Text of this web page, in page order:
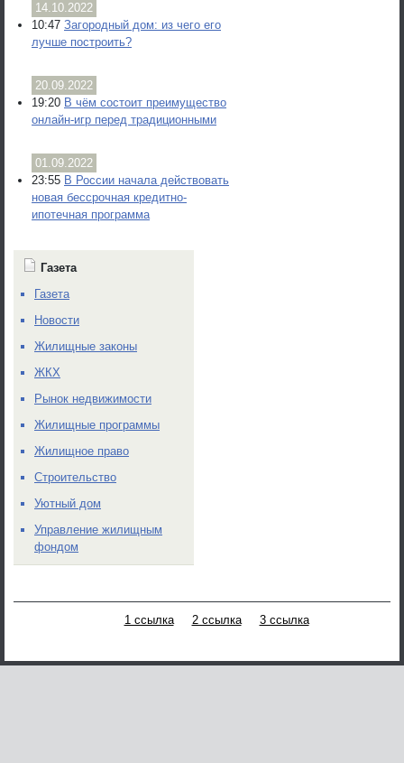
14.10.2022
10:47 Загородный дом: из чего его
лучше построить?
20.09.2022
19:20 В чём состоит преимущество
онлайн-игр перед традиционными
01.09.2022
23:55 В России начала действовать
новая бессрочная кредитно-
ипотечная программа
Газета
Газета
Новости
Жилищные законы
ЖКХ
Рынок недвижимости
Жилищные программы
Жилищное право
Строительство
Уютный дом
Управление жилищным
фондом
1 ссылка 2 ссылка 3 ссылка